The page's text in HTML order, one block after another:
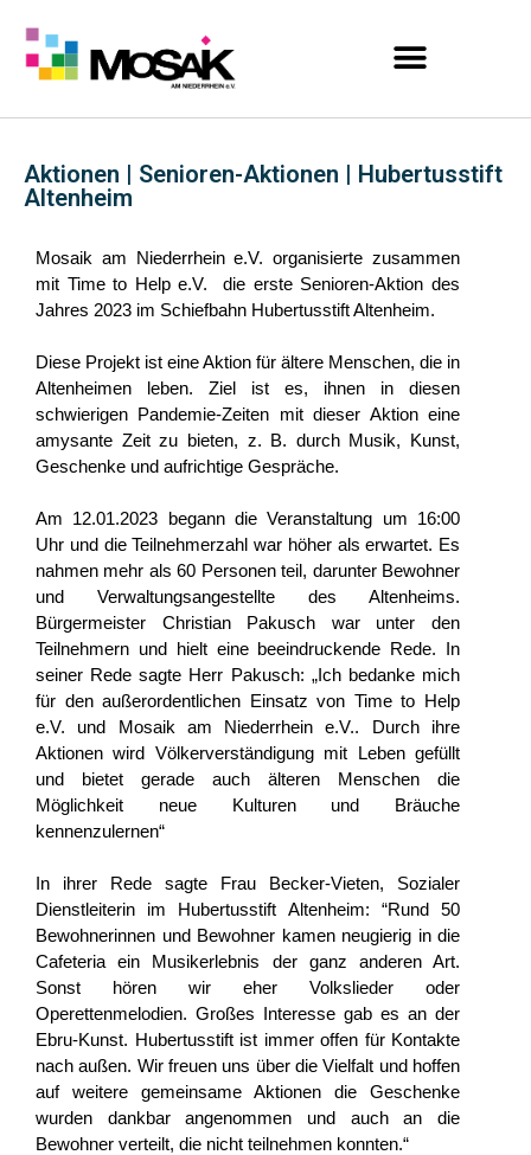
Aktionen | Senioren-Aktionen | Hubertusstift
Altenheim
Mosaik am Niederrhein e.V. organisierte zusammen
mit Time to Help e.V.  die erste Senioren-Aktion des
Jahres 2023 im Schiefbahn Hubertusstift Altenheim.
Diese Projekt ist eine Aktion für ältere Menschen, die in
Altenheimen leben. Ziel ist es, ihnen in diesen
schwierigen Pandemie-Zeiten mit dieser Aktion eine
amysante Zeit zu bieten, z. B. durch Musik, Kunst,
Geschenke und aufrichtige Gespräche.
Am 12.01.2023 begann die Veranstaltung um 16:00
Uhr und die Teilnehmerzahl war höher als erwartet. Es
nahmen mehr als 60 Personen teil, darunter Bewohner
und Verwaltungsangestellte des Altenheims.
Bürgermeister Christian Pakusch war unter den
Teilnehmern und hielt eine beeindruckende Rede. In
seiner Rede sagte Herr Pakusch: „Ich bedanke mich
für den außerordentlichen Einsatz von Time to Help
e.V. und Mosaik am Niederrhein e.V.. Durch ihre
Aktionen wird Völkerverständigung mit Leben gefüllt
und bietet gerade auch älteren Menschen die
Möglichkeit neue Kulturen und Bräuche
kennenzulernen“
In ihrer Rede sagte Frau Becker-Vieten, Sozialer
Dienstleiterin im Hubertusstift Altenheim: “Rund 50
Bewohnerinnen und Bewohner kamen neugierig in die
Cafeteria ein Musikerlebnis der ganz anderen Art.
Sonst hören wir eher Volkslieder oder
Operettenmelodien. Großes Interesse gab es an der
Ebru-Kunst. Hubertusstift ist immer offen für Kontakte
nach außen. Wir freuen uns über die Vielfalt und hoffen
auf weitere gemeinsame Aktionen die Geschenke
wurden dankbar angenommen und auch an die
Bewohner verteilt, die nicht teilnehmen konnten.“